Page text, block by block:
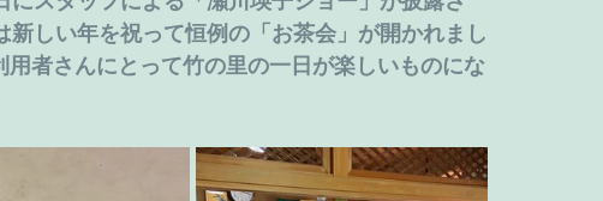
しい年を祝って恒例の「お茶会」が開かれまし
者さんにとって竹の里の一日が楽しいものにな